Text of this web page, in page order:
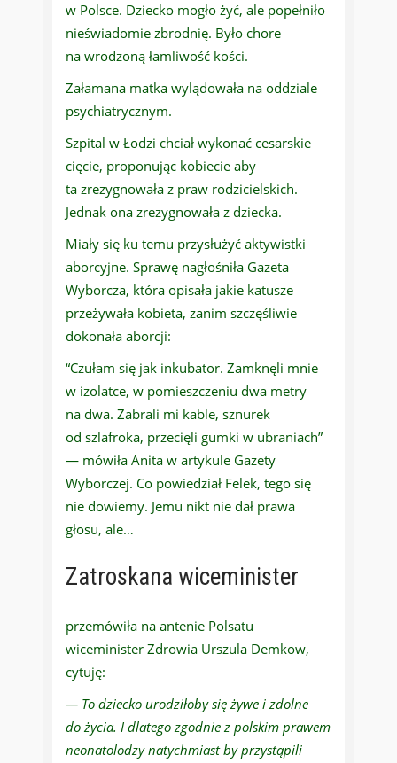
w Polsce. Dziecko mogło żyć, ale popełniło
nieświadomie zbrodnię. Było chore
na wrodzoną łamliwość kości.
Załamana matka wylądowała na oddziale
psychiatrycznym.
Szpital w Łodzi chciał wykonać cesarskie
cięcie, proponując kobiecie aby
ta zrezygnowała z praw rodzicielskich.
Jednak ona zrezygnowała z dziecka.
Miały się ku temu przysłużyć aktywistki
aborcyjne. Sprawę nagłośniła Gazeta
Wyborcza, która opisała jakie katusze
przeżywała kobieta, zanim szczęśliwie
dokonała aborcji:
“Czułam się jak inkubator. Zamknęli mnie
w izolatce, w pomieszczeniu dwa metry
na dwa. Zabrali mi kable, sznurek
od szlafroka, przecięli gumki w ubraniach”
— mówiła Anita w artykule Gazety
Wyborczej. Co powiedział Felek, tego się
nie dowiemy. Jemu nikt nie dał prawa
głosu, ale…
Zatroskana wiceminister
przemówiła na antenie Polsatu
wiceminister Zdrowia Urszula Demkow,
cytuję:
— To dziecko urodziłoby się żywe i zdolne
do życia. I dlatego zgodnie z polskim prawem
neonatolodzy natychmiast by przystąpili